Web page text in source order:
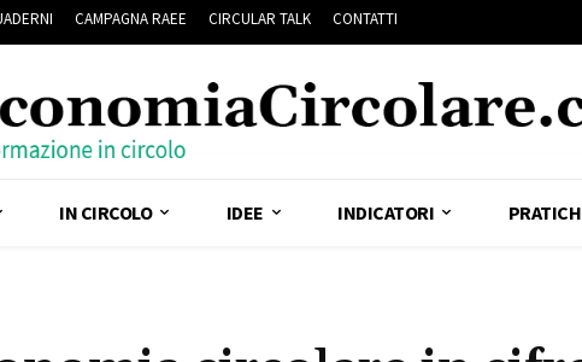
CAMPAGNA RAEE CIRCULAR TALK CONTATTI
IN CIRCOLO IDEE INDICATORI